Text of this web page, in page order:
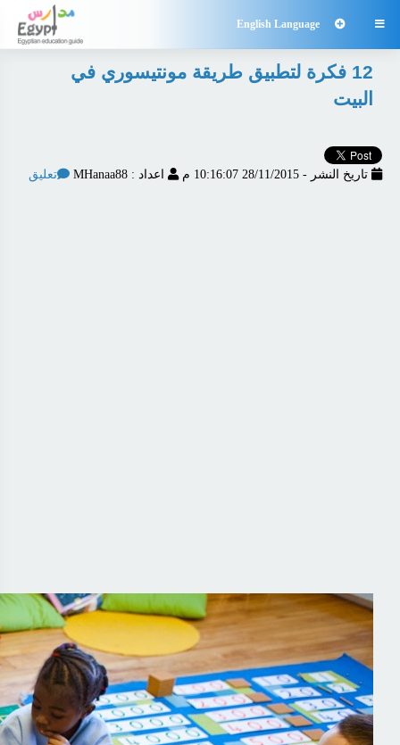

English Language
12 فكرة لتطبيق طريقة مونتيسوري في
البيت
تاريخ النشر - 28/11/2015 10:16:07 م اعداد : MHanaa88 تعليق